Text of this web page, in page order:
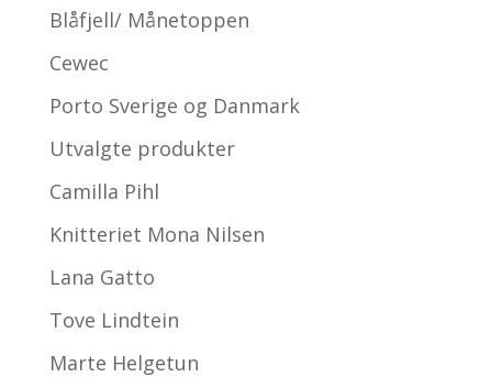
Blåfjell/ Månetoppen
Cewec
Porto Sverige og Danmark
Utvalgte produkter
Camilla Pihl
Knitteriet Mona Nilsen
Lana Gatto
Tove Lindtein
Marte Helgetun